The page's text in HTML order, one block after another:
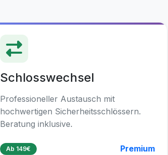
Schlosswechsel
Professioneller Austausch mit
hochwertigen Sicherheitsschlössern.
Beratung inklusive.
Ab 149€ Premium